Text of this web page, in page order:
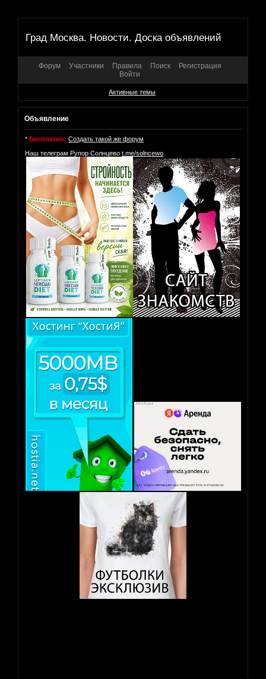
Град Москва. Новости. Доска объявлений
Форум Участники Правила Поиск
Регистрация
Войти
Активные темы
Объявление
* Бесплатно: Создать такой же форум
Наш телеграм Рупор Солнцево t.me/solncewo